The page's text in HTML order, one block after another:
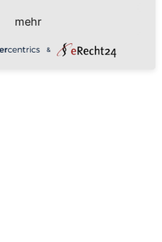
Michael Schumacher »
mehr
&